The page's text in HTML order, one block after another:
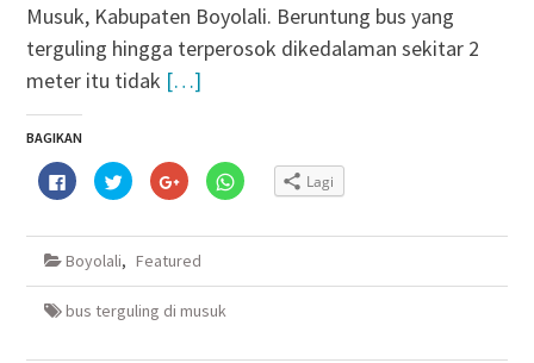
Musuk, Kabupaten Boyolali. Beruntung bus yang
terguling hingga terperosok dikedalaman sekitar 2
meter itu tidak […]
BAGIKAN
Klik
untuk
membagikan
Facebook(Membuka
jendela
baru)
Klik
untuk
berbagi
Twitter(Membuka
jendela
baru)
Klik
untuk
berbagi
Google+
di
yang
baru)
Klik
untuk
WhatsApp(Membuka
baru)
Lagi
Boyolali, Featured
bus terguling di musuk